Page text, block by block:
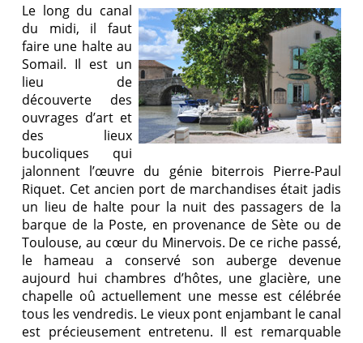
Le long du canal
du midi, il faut
faire une halte au
Somail. Il est un
lieu de
découverte des
ouvrages d’art et
des lieux
bucoliques qui
jalonnent l’œuvre du génie biterrois Pierre-Paul
Riquet. Cet ancien port de marchandises était jadis
un lieu de halte pour la nuit des passagers de la
barque de la Poste, en provenance de Sète ou de
Toulouse, au cœur du Minervois. De ce riche passé,
le hameau a conservé son auberge devenue
aujourd hui chambres d’hôtes, une glacière, une
chapelle oû actuellement une messe est célébrée
tous les vendredis. Le vieux pont enjambant le canal
est précieusement entretenu. Il est remarquable